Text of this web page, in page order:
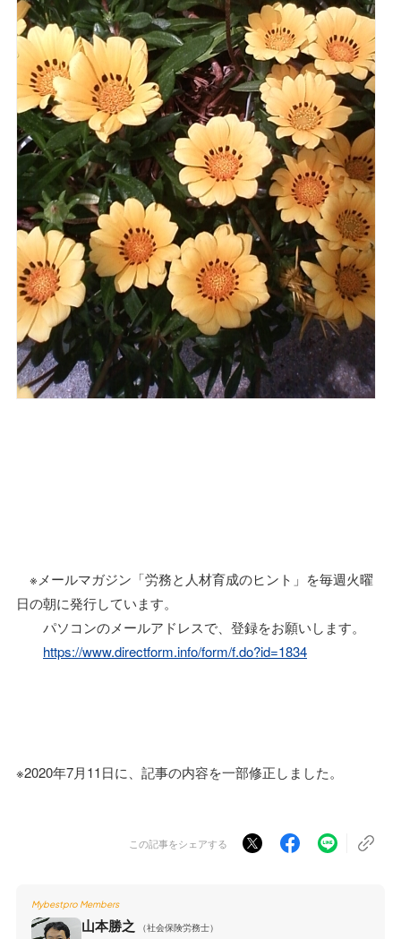
※メールマガジン「労務と人材育成のヒント」を毎週火曜
日の朝に発行しています。
パソコンのメールアドレスで、登録をお願いします。
https://www.directform.info/form/f.do?id=1834
※2020年7月11日に、記事の内容を一部修正しました。
この記事をシェアする
Mybestpro Members
山本勝之 （社会保険労務士）